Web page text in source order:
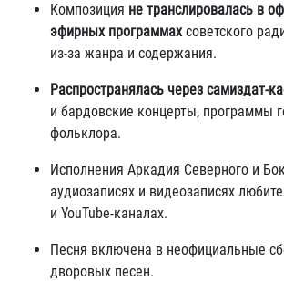
Композиция не транслировалась в
эфирных программахсоветского
из‑за жанра и содержания.
Распространялась через
и бардовские концерты, программы
фольклора.
Исполнения Аркадия Северного и
аудиозаписях и видеозаписях
и YouTube‑каналах.
Песня включена в неофициальные
дворовых песен.